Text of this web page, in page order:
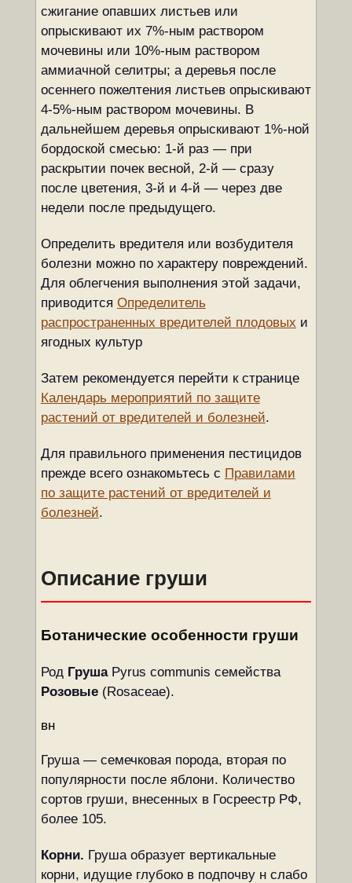
сжигание опавших листьев или
опрыскивают их 7%-ным раствором
мочевины или 10%-ным раствором
аммиачной селитры; а деревья после
осеннего пожелтения листьев опрыскивают
4-5%-ным раствором мочевины. В
дальнейшем деревья опрыскивают 1%-ной
бордоской смесью: 1-й раз — при
раскрытии почек весной, 2-й — сразу
после цветения, 3-й и 4-й — через две
недели после предыдущего.
Определить вредителя или возбудителя
болезни можно по характеру повреждений.
Для облегчения выполнения этой задачи,
приводится Определитель
распространенных вредителей плодовых и
ягодных культур
Затем рекомендуется перейти к странице
Календарь мероприятий по защите
растений от вредителей и болезней.
Для правильного применения пестицидов
прежде всего ознакомьтесь с Правилами
по защите растений от вредителей и
болезней.
Описание груши
Ботанические особенности груши
Род ГрушаPyrus communis семейства
Розовые(Rosaceae).
вн
Груша — семечковая порода, вторая по
популярности после яблони. Количество
сортов груши, внесенных в Госреестр РФ,
более 105.
Корни. Груша образует вертикальные
корни, идущие глубоко в подпочву н слабо